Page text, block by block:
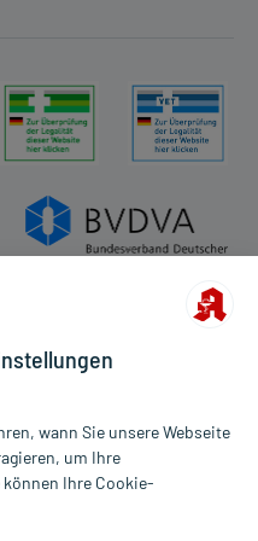
Versandkosten
ausschließlich für
wann Sie unsere Webseite
um Ihre
Ihre Cookie-